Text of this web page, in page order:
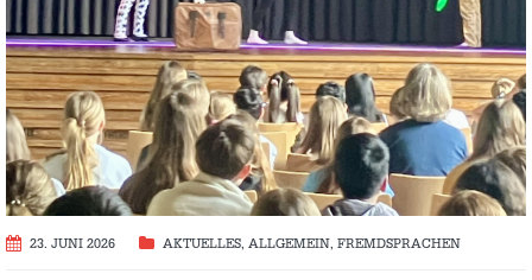
23. JUNI 2026 AKTUELLES, ALLGEMEIN, FREMDSPRACHEN